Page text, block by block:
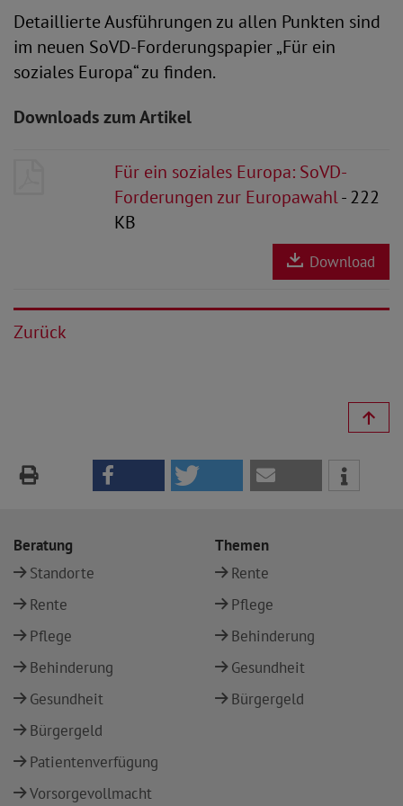
Detaillierte Ausführungen zu allen Punkten sind
im neuen SoVD-Forderungspapier „Für ein
soziales Europa“ zu finden.
Downloads zum Artikel
Für ein soziales Europa: SoVD-
Forderungen zur Europawahl- 222
KB
Download
Zurück
Beratung
Standorte
Rente
Pflege
Behinderung
Gesundheit
Bürgergeld
Patientenverfügung
Vorsorgevollmacht
Themen
Rente
Pflege
Behinderung
Gesundheit
Bürgergeld